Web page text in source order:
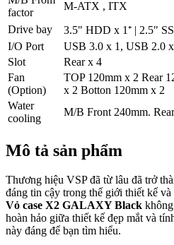
factor
M-ATX , ITX
Drive bay
3.5" HDD x 1⁺ | 2.5"
I/O Port
USB 3.0 x 1, USB 2.0
Slot
Rear x 4
Fan
(Option)
TOP 120mm x 2 Rear
x 2 Botton 120mm x 2
Water
cooling
M/B Front 240mm.
Mô tả sản phẩm
Thương hiệu VSP đã từ lâu đã trở
đáng tin cậy trong thế giới thiết kế
Vỏ case X2 GALAXY Black
hoàn hảo giữa thiết kế đẹp mắt và
này đáng để bạn tìm hiểu.